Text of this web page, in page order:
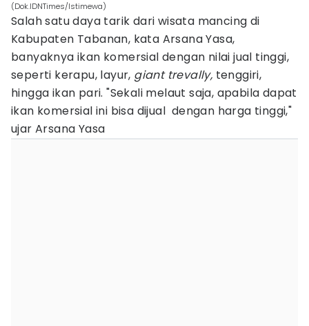
(Dok.IDNTimes/Istimewa)
Salah satu daya tarik dari wisata mancing di
Kabupaten Tabanan, kata Arsana Yasa,
banyaknya ikan komersial dengan nilai jual tinggi,
seperti kerapu, layur, giant trevally, tenggiri,
hingga ikan pari. "Sekali melaut saja, apabila dapat
ikan komersial ini bisa dijual dengan harga tinggi,"
ujar Arsana Yasa